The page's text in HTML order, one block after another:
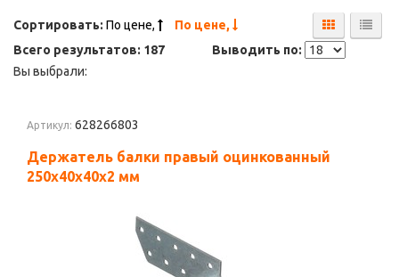
Сортировать: По цене,
По цене,
Выводить по:
Всего результатов: 187
Вы выбрали:
Артикул: 628266803
Держатель балки правый оцинкованный
250х40х40х2 мм